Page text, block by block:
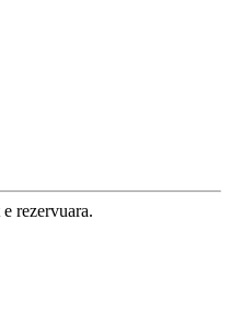
rezervuara.